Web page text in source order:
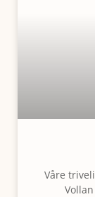
Våre